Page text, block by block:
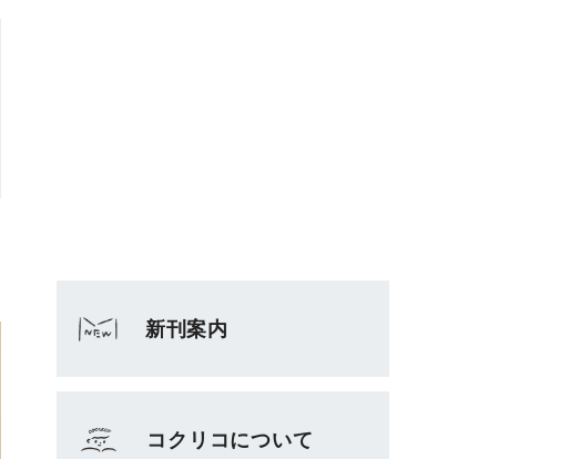
新刊案内
コクリコについて